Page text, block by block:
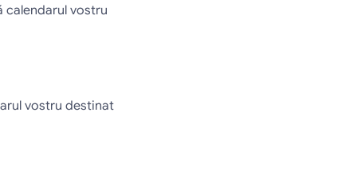
calendarul vostru
vostru destinat